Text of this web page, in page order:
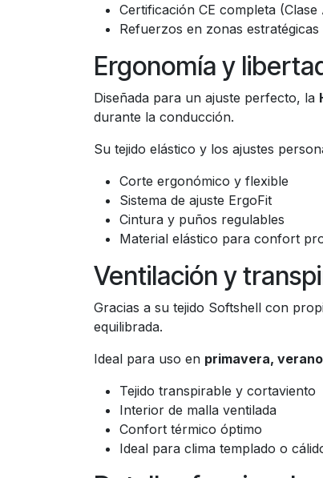
Certificación CE completa (Clase
Refuerzos en zonas estratégicas
Ergonomía y
Diseñada para un ajuste perfecto, la
durante la conducción.
Su tejido elástico y los ajustes
Corte ergonómico y flexible
Sistema de ajuste ErgoFit
Cintura y puños regulables
Material elástico para confort
Ventilación y
Gracias a su tejido Softshell con
equilibrada.
Ideal para uso en primavera,
Tejido transpirable y cortaviento
Interior de malla ventilada
Confort térmico óptimo
Ideal para clima templado o